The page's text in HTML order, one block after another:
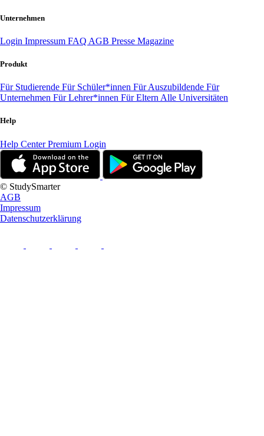
Unternehmen
Login Impressum FAQ AGB Presse Magazine
Produkt
Für Studierende Für Schüler*innen Für Auszubildende Für
Unternehmen Für Lehrer*innen Für Eltern Alle Universitäten
Help
Help CenterPremium Login
© StudySmarter
AGB
Impressum
Datenschutzerklärung